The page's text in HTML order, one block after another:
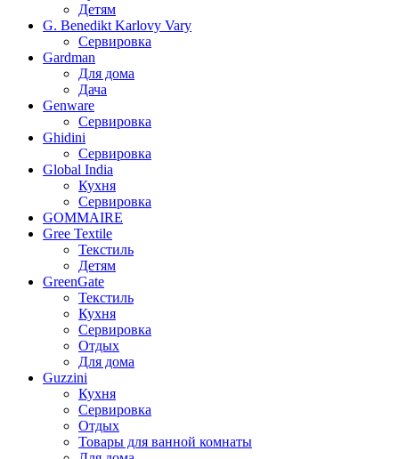
Детям
G. Benedikt Karlovy Vary
Сервировка
Gardman
Для дома
Дача
Genware
Сервировка
Ghidini
Сервировка
Global India
Кухня
Сервировка
GOMMAIRE
Gree Textile
Текстиль
Детям
GreenGate
Текстиль
Кухня
Сервировка
Отдых
Для дома
Guzzini
Кухня
Сервировка
Отдых
Товары для ванной комнаты